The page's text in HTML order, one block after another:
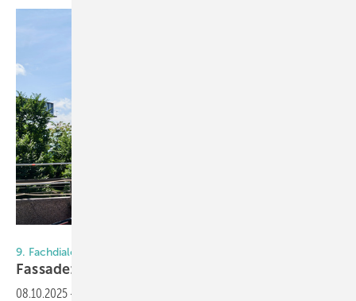
9. Fachdialog Fassadenplanung im NEXT Studio
Fassade: So funktioniert Rückbau in der
08.10.2025 -